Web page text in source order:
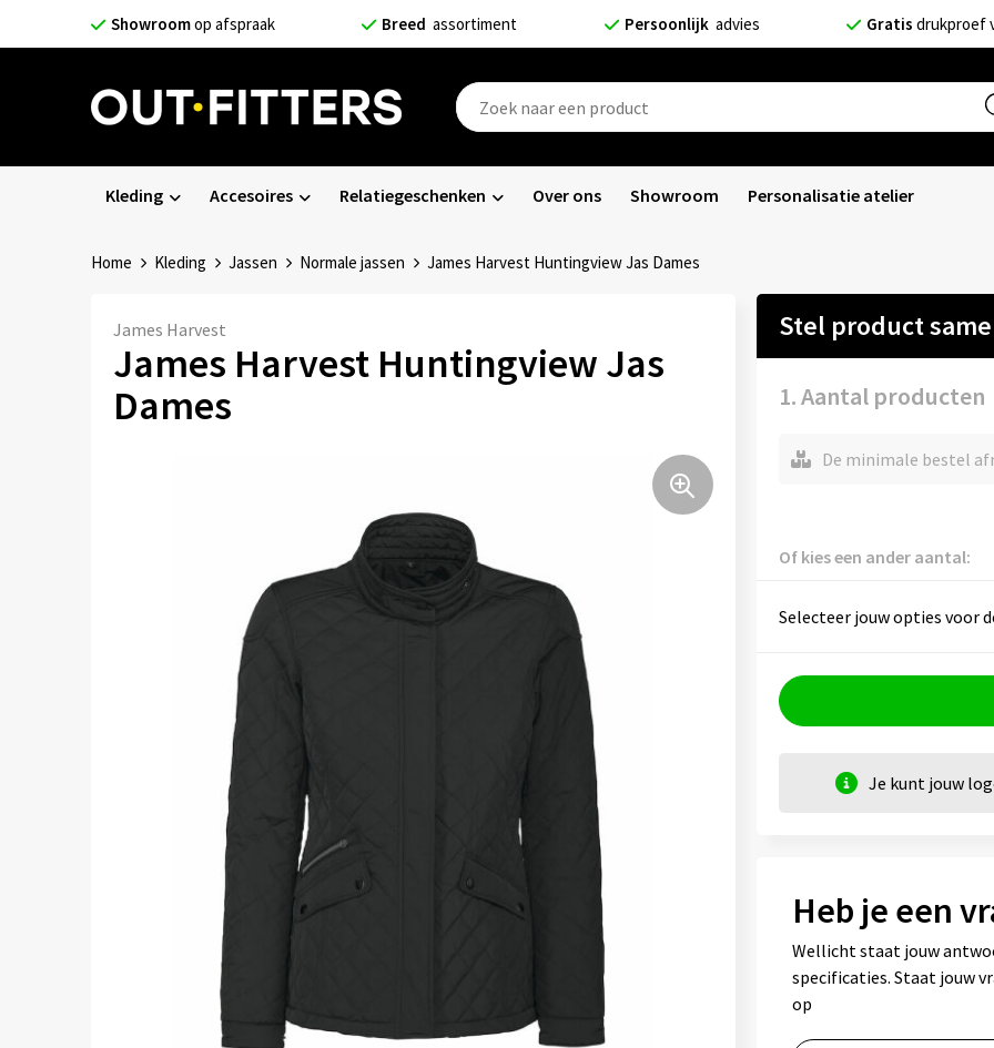
Showroomop afspraak Breed assortiment Persoonlijk advies Gratis drukproef
Kleding Accesoires Relatiegeschenken Over ons Showroom Personalisatie atelier
Home Kleding Jassen Normale jassen James Harvest Huntingview Jas Dames
James Harvest
James Harvest Huntingview Jas
Dames
Stel product
1. Aantal producten
De minimale bestel
Of kies een ander aantal:
Selecteer jouw opties voor
Je kunt jouw
Heb je een
Wellicht staat jouw
specificaties. Staat jouw
op